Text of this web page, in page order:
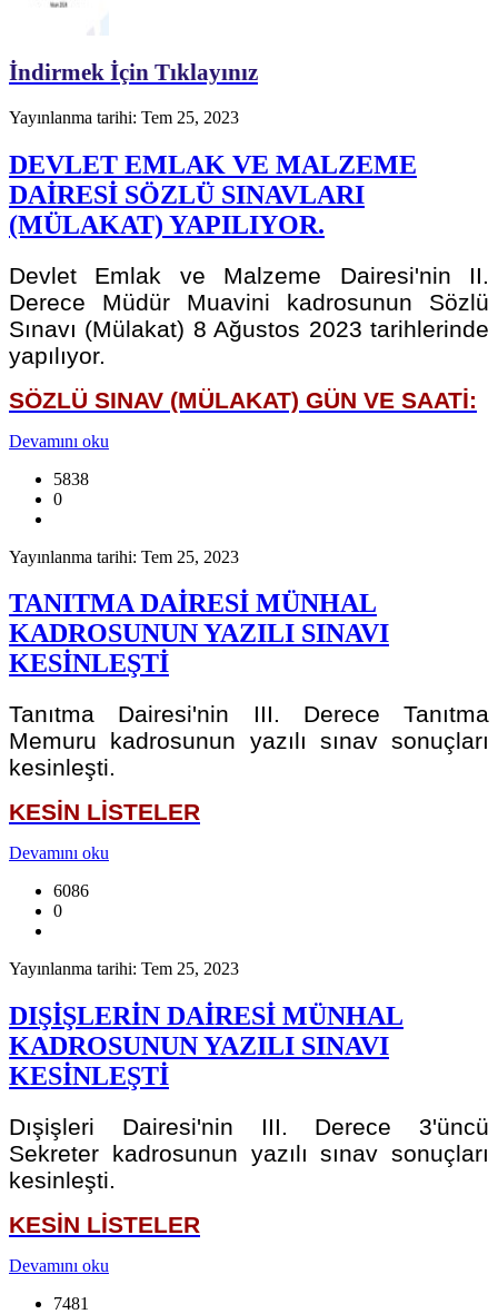
İndirmek İçin Tıklayınız
Yayınlanma tarihi: Tem 25, 2023
DEVLET EMLAK VE MALZEME
DAİRESİ SÖZLÜ SINAVLARI
(MÜLAKAT) YAPILIYOR.
Devlet Emlak ve Malzeme Dairesi'nin II.
Derece Müdür Muavini kadrosunun Sözlü
Sınavı (Mülakat) 8 Ağustos 2023 tarihlerinde
yapılıyor.
SÖZLÜ SINAV (MÜLAKAT) GÜN VE SAATİ:
Devamını oku
5838
0
Yayınlanma tarihi: Tem 25, 2023
TANITMA DAİRESİ MÜNHAL
KADROSUNUN YAZILI SINAVI
KESİNLEŞTİ
Tanıtma Dairesi'nin III. Derece Tanıtma
Memuru kadrosunun yazılı sınav sonuçları
kesinleşti.
KESİN LİSTELER
Devamını oku
6086
0
Yayınlanma tarihi: Tem 25, 2023
DIŞİŞLERİN DAİRESİ MÜNHAL
KADROSUNUN YAZILI SINAVI
KESİNLEŞTİ
Dışişleri Dairesi'nin III. Derece 3'üncü
Sekreter kadrosunun yazılı sınav sonuçları
kesinleşti.
KESİN LİSTELER
Devamını oku
7481